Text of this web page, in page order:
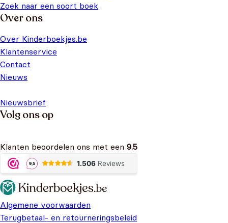
Zoek naar een soort boek
Over ons
Over Kinderboekjes.be
Klantenservice
Contact
Nieuws
Nieuwsbrief
Volg ons op
Klanten beoordelen ons met een 9.5
Algemene voorwaarden
Terugbetaal- en retourneringsbeleid